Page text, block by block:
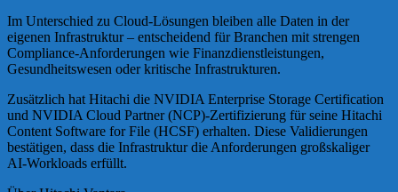
Im Unterschied zu Cloud-Lösungen bleiben alle Daten in der
eigenen Infrastruktur – entscheidend für Branchen mit strengen
Compliance-Anforderungen wie Finanzdienstleistungen,
Gesundheitswesen oder kritische Infrastrukturen.
Zusätzlich hat Hitachi die NVIDIA Enterprise Storage Certification
und NVIDIA Cloud Partner (NCP)-Zertifizierung für seine Hitachi
Content Software for File (HCSF) erhalten. Diese Validierungen
bestätigen, dass die Infrastruktur die Anforderungen großskaliger
AI-Workloads erfüllt.